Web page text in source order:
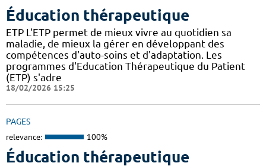
Éducation thérapeutique
ETP L'ETP permet de mieux vivre au quotidien sa
maladie, de mieux la gérer en développant des
compétences d'auto-soins et d'adaptation. Les
programmes d'Education Thérapeutique du Patient
(ETP) s'adre
18/02/2026 15:25
PAGES
relevance: 100%
Éducation thérapeutique